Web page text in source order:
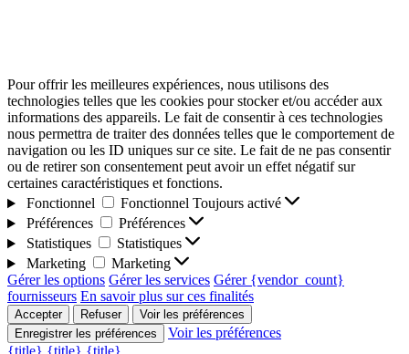
Pour offrir les meilleures expériences, nous utilisons des
technologies telles que les cookies pour stocker et/ou accéder aux
informations des appareils. Le fait de consentir à ces technologies
nous permettra de traiter des données telles que le comportement de
navigation ou les ID uniques sur ce site. Le fait de ne pas consentir
ou de retirer son consentement peut avoir un effet négatif sur
certaines caractéristiques et fonctions.
Fonctionnel
Fonctionnel Toujours activé
Préférences
Préférences
Statistiques
Statistiques
Marketing
Marketing
Gérer les options Gérer les services Gérer {vendor_count}
fournisseurs En savoir plus sur ces finalités
Accepter Refuser
Voir les préférences
Enregistrer les préférences
Voir les préférences